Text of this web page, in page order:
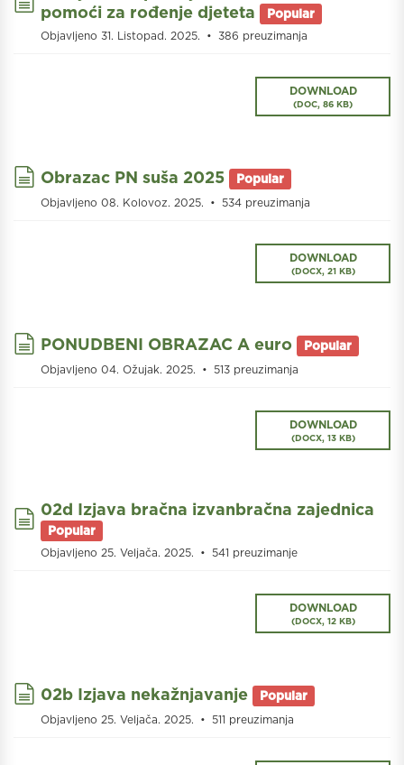
pomoći za rođenje djeteta
Popular
Objavljeno 31. Listopad. 2025. 386 preuzimanja
DOWNLOAD
(DOC, 86 KB)
document
Obrazac PN suša 2025 Popular
Objavljeno 08. Kolovoz. 2025. 534 preuzimanja
DOWNLOAD
(DOCX, 21 KB)
document
PONUDBENI OBRAZAC A euro Popular
Objavljeno 04. Ožujak. 2025. 513 preuzimanja
DOWNLOAD
(DOCX, 13 KB)
document
02d Izjava bračna izvanbračna zajednica
Popular
Objavljeno 25. Veljača. 2025. 541 preuzimanje
DOWNLOAD
(DOCX, 12 KB)
document
02b Izjava nekažnjavanje Popular
Objavljeno 25. Veljača. 2025. 511 preuzimanja